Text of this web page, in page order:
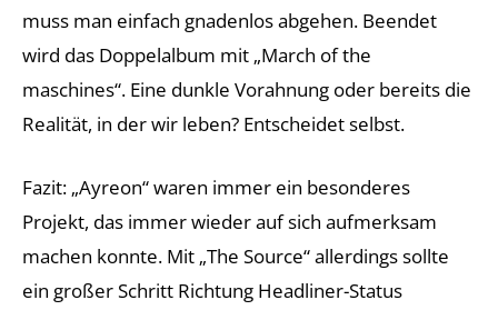
muss man einfach gnadenlos abgehen. Beendet
wird das Doppelalbum mit „March of the
maschines“. Eine dunkle Vorahnung oder bereits die
Realität, in der wir leben? Entscheidet selbst.
Fazit: „Ayreon“ waren immer ein besonderes
Projekt, das immer wieder auf sich aufmerksam
machen konnte. Mit „The Source“ allerdings sollte
ein großer Schritt Richtung Headliner-Status